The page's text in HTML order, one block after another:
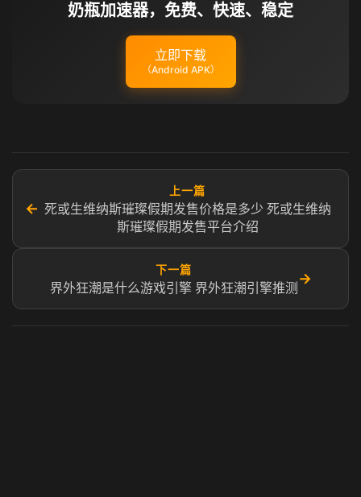
奶瓶加速器，免费、快速、稳定
立即下载
（Android APK）
←
上一篇
死或生维纳斯璀璨假期发售价格是多少 死或生维纳
斯璀璨假期发售平台介绍
下一篇
界外狂潮是什么游戏引擎 界外狂潮引擎推测
→